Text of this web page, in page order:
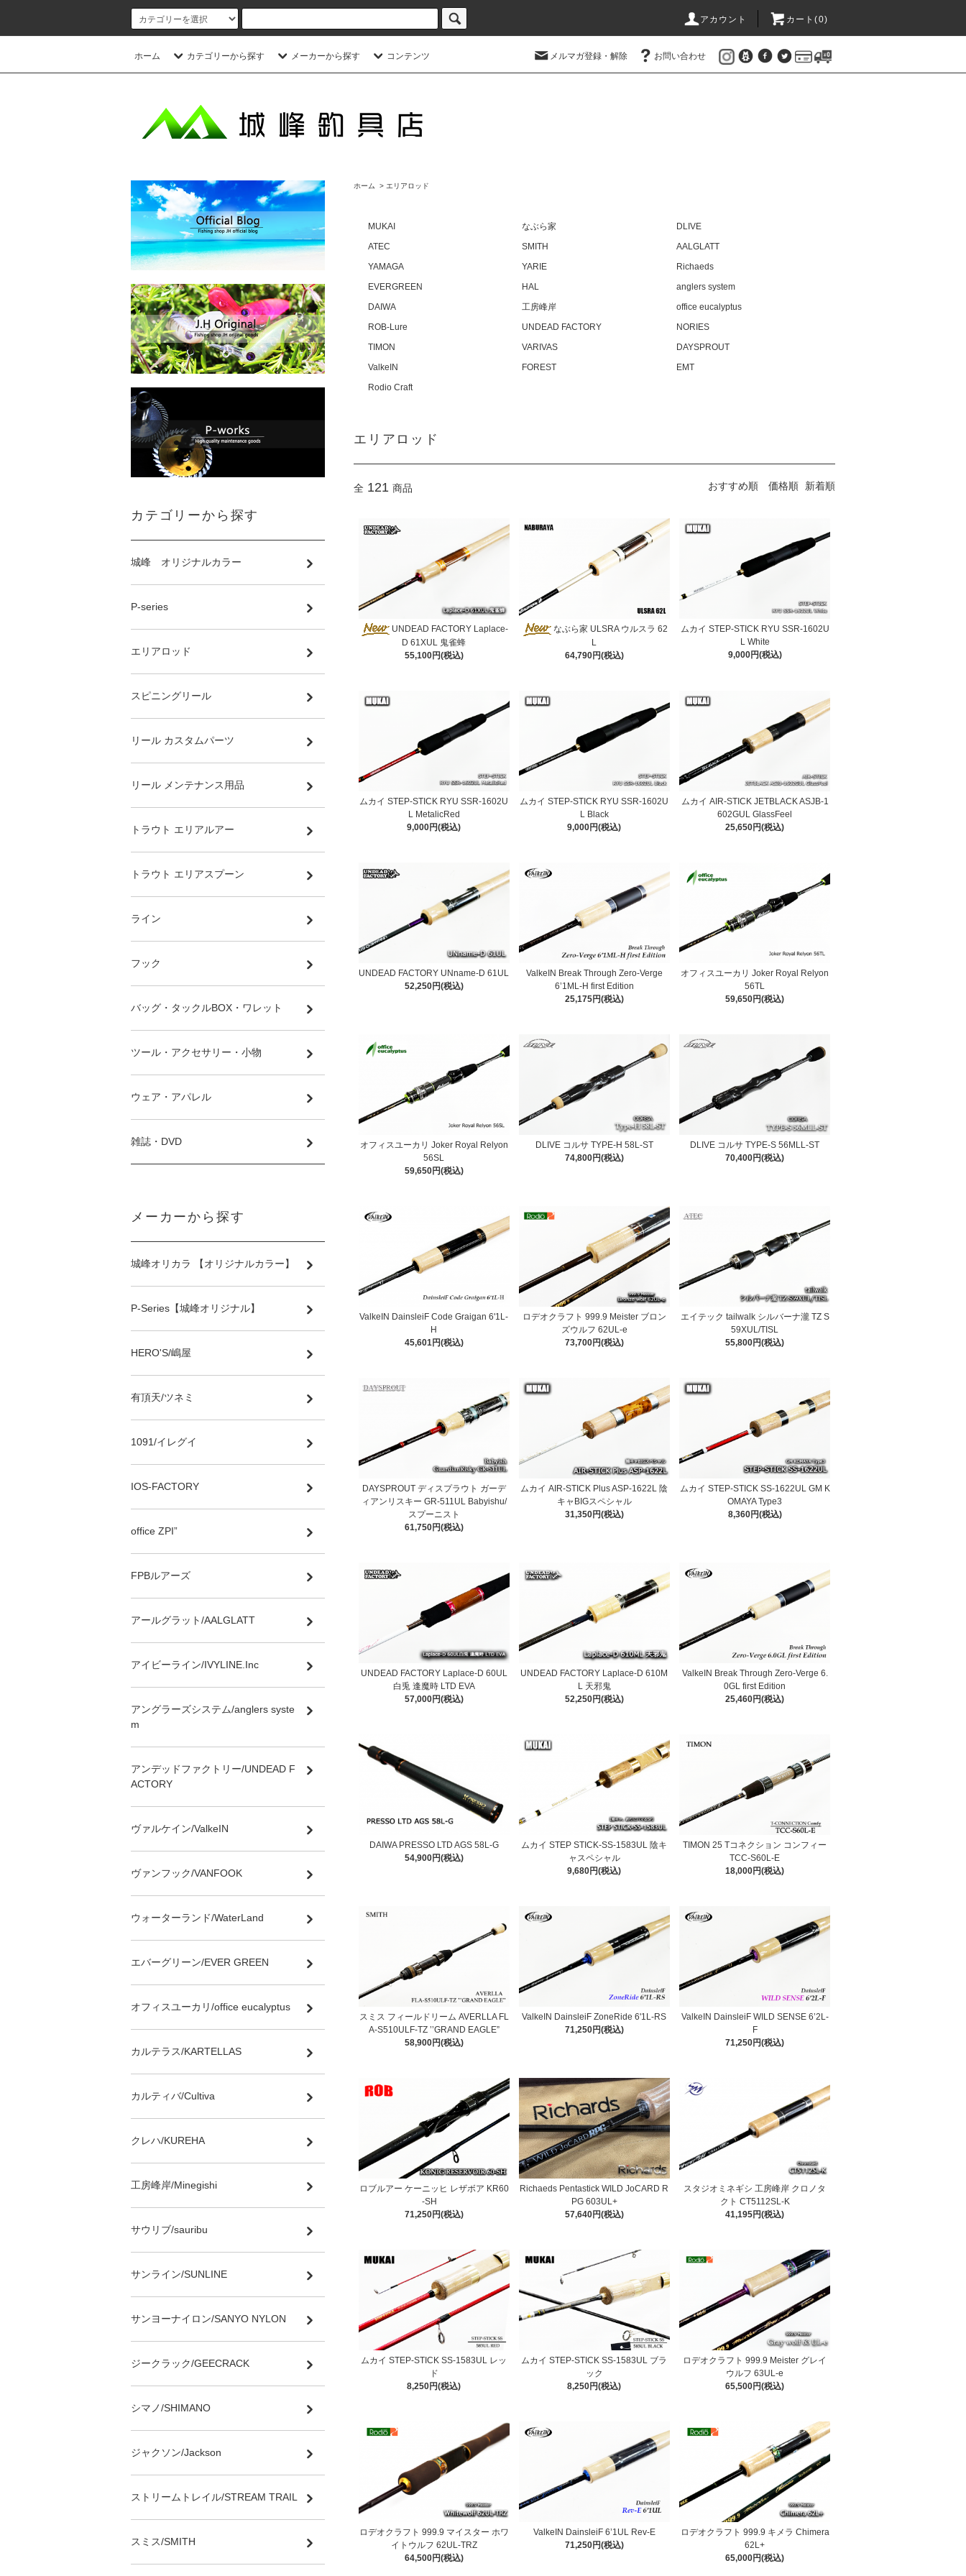
アカウント カート(0)
ホーム カテゴリーから探す メーカーから探す コンテンツ メルマガ登録・解除 お問い合わせ
ホーム > エリアロッド
MUKAI なぶら家
DLIVE
ATEC
SMITH
AALGLATT
YAMAGA
YARIE
Richaeds
EVERGREEN
HAL
anglers system
DAIWA
工房峰岸
office eucalyptus
ROB-Lure
UNDEAD FACTORY
NORIES
TIMON
VARIVAS
DAYSPROUT
ValkeIN
FOREST
EMT
Rodio Craft
エリアロッド
全 121 商品 おすすめ順 価格順 新着順
UNDEAD FACTORY Laplace-
D 61XUL 鬼雀蜂
55,100円(税込)
なぶら家 ULSRA ウルスラ 62
L
64,790円(税込)
ムカイ STEP-STICK RYU SSR-1602U
L White
9,000円(税込)
ムカイ STEP-STICK RYU SSR-1602U
L MetalicRed
9,000円(税込)
ムカイ STEP-STICK RYU SSR-1602U
L Black
9,000円(税込)
ムカイ AIR-STICK JETBLACK ASJB-1
602GUL GlassFeel
25,650円(税込)
UNDEAD FACTORY UNname-D 61UL
52,250円(税込)
ValkeIN Break Through Zero-Verge
6’1ML-H first Edition
25,175円(税込)
オフィスユーカリ Joker Royal Relyon
56TL
59,650円(税込)
オフィスユーカリ Joker Royal Relyon
56SL
59,650円(税込)
DLIVE コルサ TYPE-H 58L-ST
74,800円(税込)
DLIVE コルサ TYPE-S 56MLL-ST
70,400円(税込)
ValkeIN DainsleiF Code Graigan 6'1L-
H
45,601円(税込)
ロデオクラフト 999.9 Meister ブロン
ズウルフ 62UL-e
73,700円(税込)
エイテック tailwalk シルバーナ瀧 TZ S
59XUL/TISL
55,800円(税込)
DAYSPROUT ディスプラウト ガーデ
ィアンリスキー GR-511UL Babyishu/
スプーニスト
61,750円(税込)
ムカイ AIR-STICK Plus ASP-1622L 陰
キャBIGスペシャル
31,350円(税込)
ムカイ STEP-STICK SS-1622UL GM K
OMAYA Type3
8,360円(税込)
UNDEAD FACTORY Laplace-D 60UL
白兎 逢魔時 LTD EVA
57,000円(税込)
UNDEAD FACTORY Laplace-D 610M
L 天邪鬼
52,250円(税込)
ValkeIN Break Through Zero-Verge 6.
0GL first Edition
25,460円(税込)
DAIWA PRESSO LTD AGS 58L-G
54,900円(税込)
ムカイ STEP STICK-SS-1583UL 陰キ
ャスペシャル
9,680円(税込)
TIMON 25 Tコネクション コンフィー
TCC-S60L-E
18,000円(税込)
スミス フィールドリーム AVERLLA FL
A-S510ULF-TZ ’’GRAND EAGLE”
58,900円(税込)
ValkeIN DainsleiF ZoneRide 6'1L-RS
71,250円(税込)
ValkeIN DainsleiF WILD SENSE 6’2L-
F
71,250円(税込)
ロブルアー ケーニッヒ レザボア KR60
-SH
71,250円(税込)
Richaeds Pentastick WILD JoCARD R
PG 603UL+
57,640円(税込)
スタジオミネギシ 工房峰岸 クロノタ
クト CT5112SL-K
41,195円(税込)
ムカイ STEP-STICK SS-1583UL レッ
ド
8,250円(税込)
ムカイ STEP-STICK SS-1583UL ブラ
ック
8,250円(税込)
ロデオクラフト 999.9 Meister グレイ
ウルフ 63UL-e
65,500円(税込)
ロデオクラフト 999.9 マイスター ホワ
イトウルフ 62UL-TRZ
64,500円(税込)
ValkeIN DainsleiF 6’1UL Rev-E
71,250円(税込)
ロデオクラフト 999.9 キメラ Chimera
62L+
65,000円(税込)
カテゴリーから探す
城峰 オリジナルカラー
P-series
エリアロッド
スピニングリール
リール カスタムパーツ
リール メンテナンス用品
トラウト エリアルアー
トラウト エリアスプーン
ライン
フック
バッグ・タックルBOX・ワレット
ツール・アクセサリー・小物
ウェア・アパレル
雑誌・DVD
メーカーから探す
城峰オリカラ 【オリジナルカラー】
P-Series【城峰オリジナル】
HERO'S/嶋屋
有頂天/ツネミ
1091/イレグイ
IOS-FACTORY
office ZPI”
FPBルアーズ
アールグラット/AALGLATT
アイビーライン/IVYLINE.Inc
アングラーズシステム/anglers syste
m
アンデッドファクトリー/UNDEAD F
ACTORY
ヴァルケイン/ValkeIN
ヴァンフック/VANFOOK
ウォーターランド/WaterLand
エバーグリーン/EVER GREEN
オフィスユーカリ/office eucalyptus
カルテラス/KARTELLAS
カルティバ/Cultiva
クレハ/KUREHA
工房峰岸/Minegishi
サウリブ/sauribu
サンライン/SUNLINE
サンヨーナイロン/SANYO NYLON
ジークラック/GEECRACK
シマノ/SHIMANO
ジャクソン/Jackson
ストリームトレイル/STREAM TRAIL
スミス/SMITH